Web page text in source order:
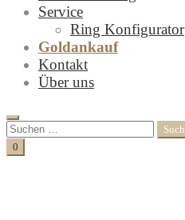
Service
Ring Konfigurator
Goldankauf
Kontakt
Über uns
Search
Suchen
nach:
Cart
0